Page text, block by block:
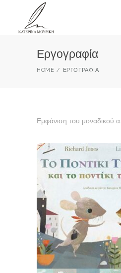
Εργογραφία
HOME ΕΡΓΟΓΡΑΦΊΑ
Εμφάνιση του μοναδικού